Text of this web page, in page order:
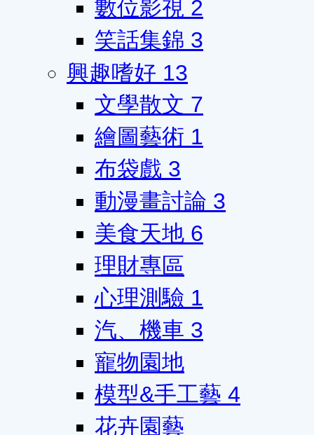
數位影視 2
笑話集錦 3
興趣嗜好 13
文學散文 7
繪圖藝術 1
布袋戲 3
動漫畫討論 3
美食天地 6
理財專區
心理測驗 1
汽、機車 3
寵物園地
模型&手工藝 4
花卉園藝